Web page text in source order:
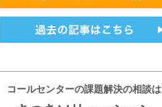
コールセンターの課題解決の相談は